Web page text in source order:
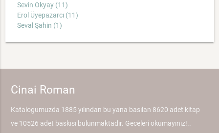
Sevin Okyay (11)
Erol Üyepazarcı (11)
Seval Şahin (1)
Cinai Roman
Katalogumuzda 1885 yılından bu yana basılan 8620 adet kitap
ve 10526 adet baskısı bulunmaktadır. Geceleri okumayınız!..